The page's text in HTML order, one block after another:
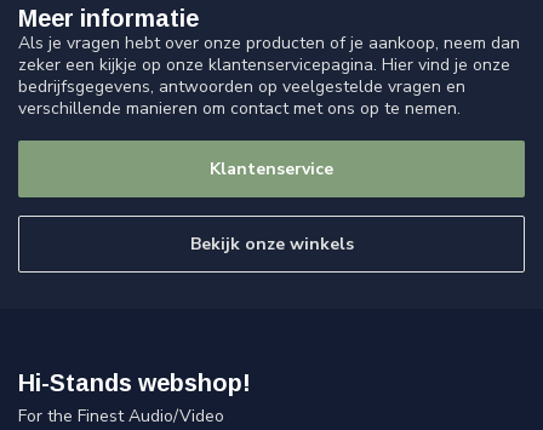
Meer informatie
Als je vragen hebt over onze producten of je aankoop, neem dan
zeker een kijkje op onze klantenservicepagina. Hier vind je onze
bedrijfsgegevens, antwoorden op veelgestelde vragen en
verschillende manieren om contact met ons op te nemen.
Klantenservice
Bekijk onze winkels
Hi-Stands webshop!
For the Finest Audio/Video